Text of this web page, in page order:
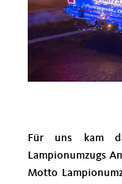
Für uns kam
Lampionumzugs
Motto